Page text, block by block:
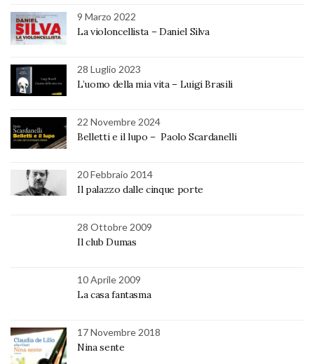
9 Marzo 2022
La violoncellista – Daniel Silva
28 Luglio 2023
L’uomo della mia vita – Luigi Brasili
22 Novembre 2024
Belletti e il lupo – Paolo Scardanelli
20 Febbraio 2014
Il palazzo dalle cinque porte
28 Ottobre 2009
Il club Dumas
10 Aprile 2009
La casa fantasma
17 Novembre 2018
Nina sente